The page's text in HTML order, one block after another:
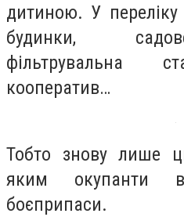
дитиною. У
будинки,
фільтрувальна
кооператив…
Тобто знову лише
яким окупанти
боєприпаси.